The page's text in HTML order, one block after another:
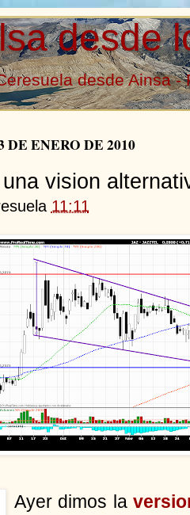
desde
desde Ainsa -
DE ENERO DE 2010
vision
11:11
Ayer dimos la